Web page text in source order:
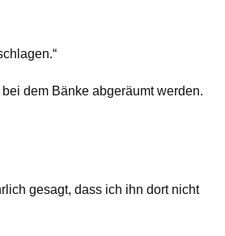
dem Bänke abgeräumt werden.
gesagt, dass ich ihn dort nicht